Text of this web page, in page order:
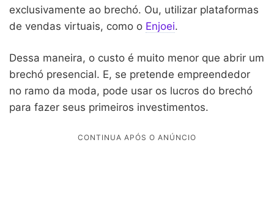
exclusivamente ao brechó. Ou, utilizar plataformas
de vendas virtuais, como o Enjoei.
Dessa maneira, o custo é muito menor que abrir um
brechó presencial. E, se pretende empreendedor
no ramo da moda, pode usar os lucros do brechó
para fazer seus primeiros investimentos.